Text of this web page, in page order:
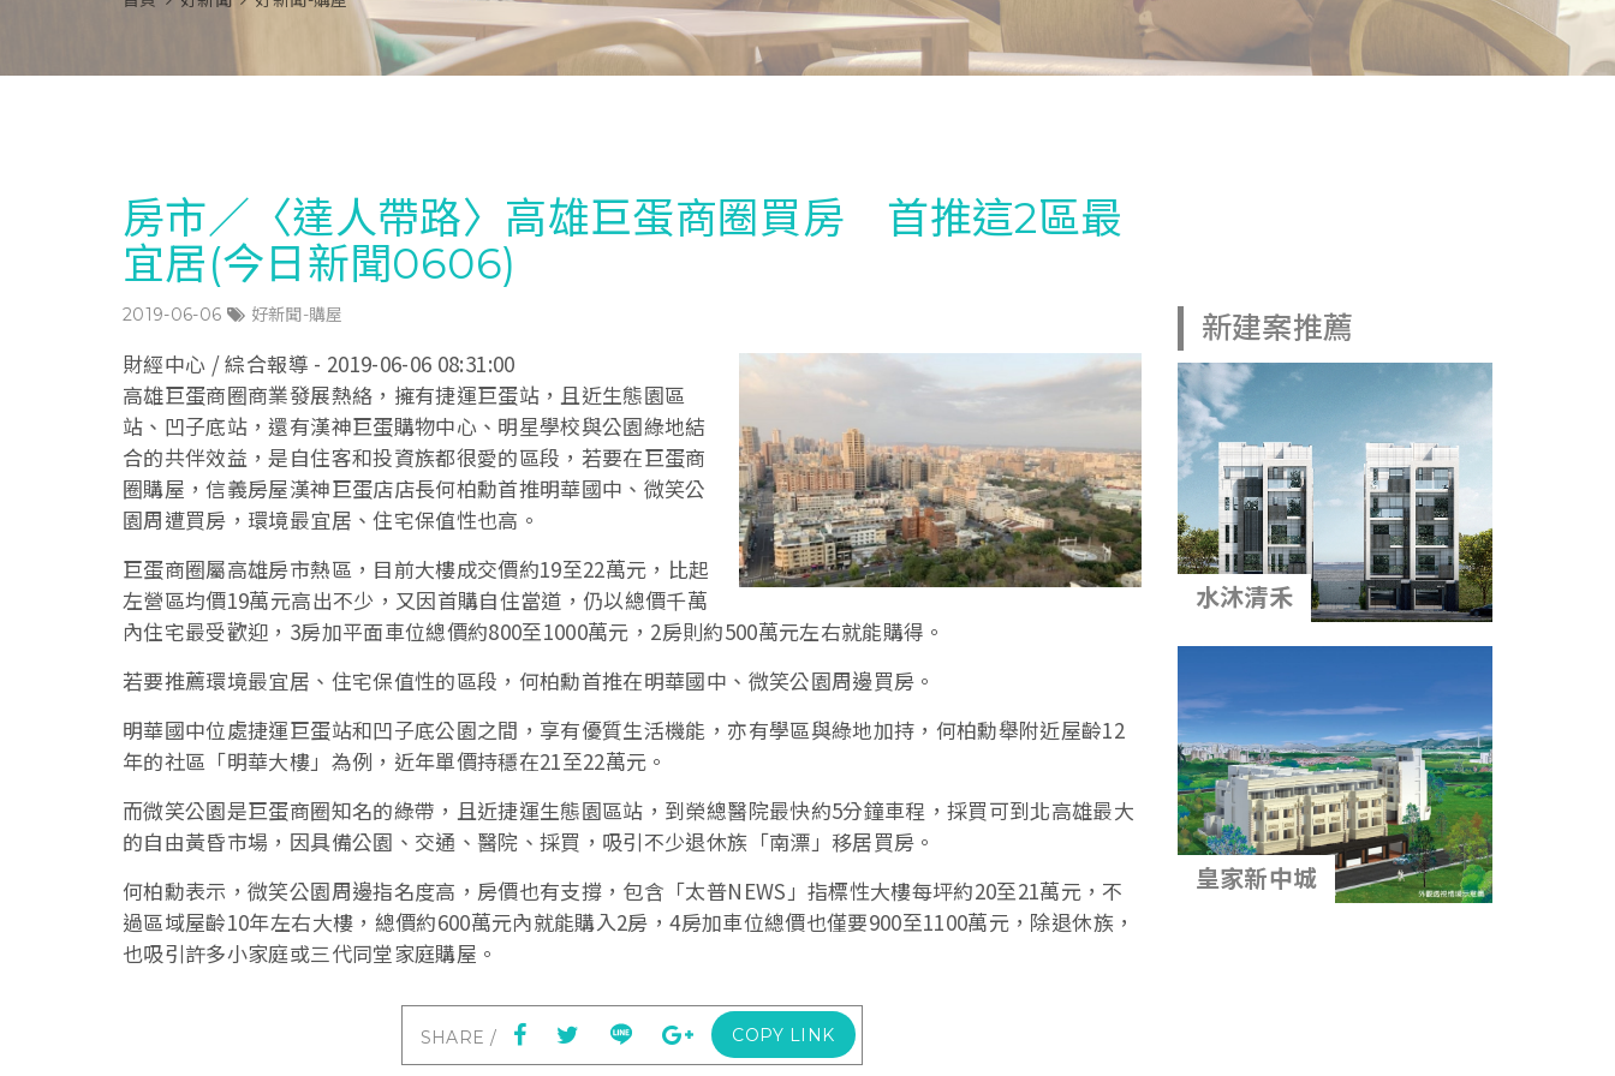
房市／〈達人帶路〉高雄巨蛋商圈買房 首推這2區最
宜居(今日新聞0606)
2019-06-06 好新聞-購屋
財經中心 / 綜合報導 - 2019-06-06 08:31:00
高雄巨蛋商圈商業發展熱絡，擁有捷運巨蛋站，且近生態園區
站、凹子底站，還有漢神巨蛋購物中心、明星學校與公園綠地結
合的共伴效益，是自住客和投資族都很愛的區段，若要在巨蛋商
圈購屋，信義房屋漢神巨蛋店店長何柏勳首推明華國中、微笑公
園周遭買房，環境最宜居、住宅保值性也高。
巨蛋商圈屬高雄房市熱區，目前大樓成交價約19至22萬元，比起
左營區均價19萬元高出不少，又因首購自住當道，仍以總價千萬
內住宅最受歡迎，3房加平面車位總價約800至1000萬元，2房則約500萬元左右就能購得。
若要推薦環境最宜居、住宅保值性的區段，何柏勳首推在明華國中、微笑公園周邊買房。
明華國中位處捷運巨蛋站和凹子底公園之間，享有優質生活機能，亦有學區與綠地加持，何柏勳舉附近屋齡12
年的社區「明華大樓」為例，近年單價持穩在21至22萬元。
而微笑公園是巨蛋商圈知名的綠帶，且近捷運生態園區站，到榮總醫院最快約5分鐘車程，採買可到北高雄最大
的自由黃昏市場，因具備公園、交通、醫院、採買，吸引不少退休族「南漂」移居買房。
何柏勳表示，微笑公園周邊指名度高，房價也有支撐，包含「太普NEWS」指標性大樓每坪約20至21萬元，不
過區域屋齡10年左右大樓，總價約600萬元內就能購入2房，4房加車位總價也僅要900至1100萬元，除退休族，
也吸引許多小家庭或三代同堂家庭購屋。
COPY LINK
新建案推薦
水沐清禾
皇家新中城